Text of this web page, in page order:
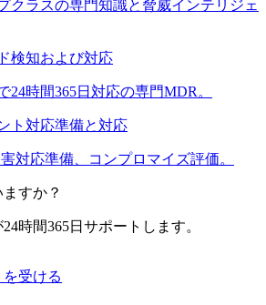
クラスの専門知識と脅威インテリジェ
検知および対応
24時間365日対応の専門MDR。
ト対応準備と対応
対応準備、コンプロマイズ評価。
すか？
時間365日サポートします。
受ける